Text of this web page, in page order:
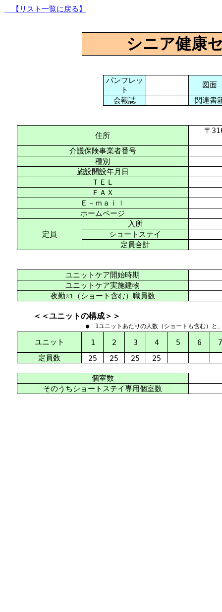
【リスト一覧に戻る】
シニア健康
パンフレッ
ト
図面
会報誌
関連書
住所
〒
介護保険事業者番号
種別
施設開設年月日
ＴＥＬ
ＦＡＸ
Ｅ－ｍａｉｌ
ホームページ
定員
入所
ショートステイ
定員合計
ユニットケア開始時期
ユニットケア実施建物
夜勤※1 （ショート含む）職員数
＜＜ユニットの構成＞＞
● 1ユニットあたりの人数（ショートも含む）と
ユニット 1 2 3 4 5 6
7
定員数
25 25 25 25
個室数
そのうちショートステイ専用個室数